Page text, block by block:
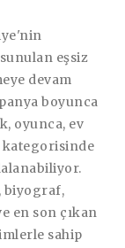
eşsiz
devam
boyunca
oyunca, ev
kategorisinde
biyograf,
en son çıkan
sahip